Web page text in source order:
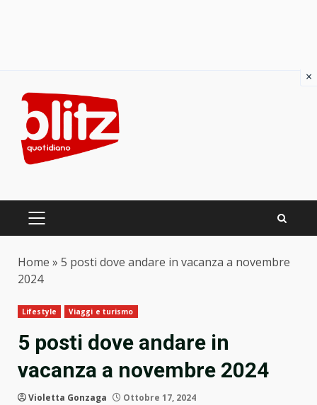
content
PRIMARY
Home » 5 posti dove andare in vacanza a novembre
2024
Lifestyle Viaggi e turismo
5 posti dove andare in
vacanza a novembre 2024
Violetta Gonzaga Ottobre 17, 2024
×